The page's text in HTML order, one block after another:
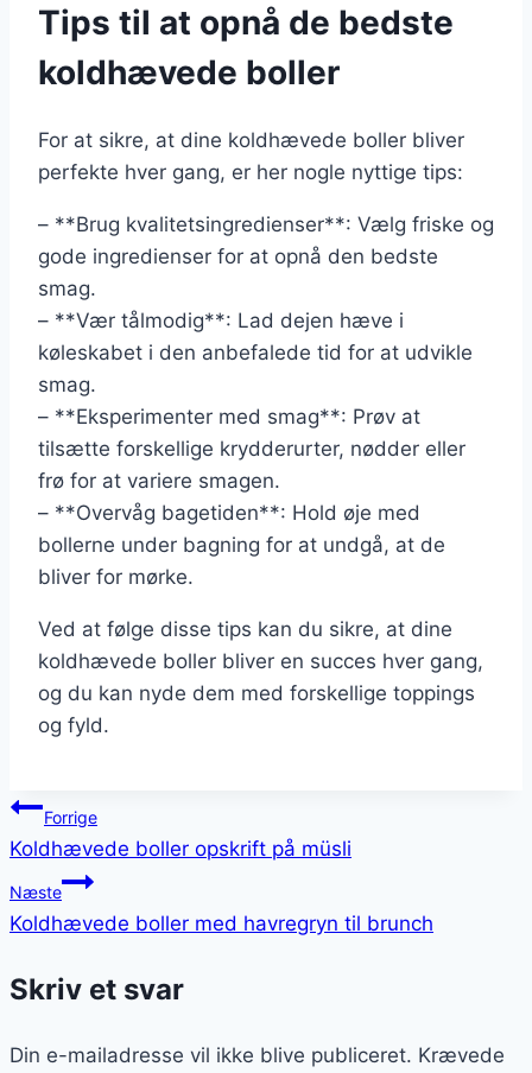
Tips til at opnå de bedste
koldhævede boller
For at sikre, at dine koldhævede boller bliver
perfekte hver gang, er her nogle nyttige tips:
– **Brug kvalitetsingredienser**: Vælg friske og
gode ingredienser for at opnå den bedste
smag.
– **Vær tålmodig**: Lad dejen hæve i
køleskabet i den anbefalede tid for at udvikle
smag.
– **Eksperimenter med smag**: Prøv at
tilsætte forskellige krydderurter, nødder eller
frø for at variere smagen.
– **Overvåg bagetiden**: Hold øje med
bollerne under bagning for at undgå, at de
bliver for mørke.
Ved at følge disse tips kan du sikre, at dine
koldhævede boller bliver en succes hver gang,
og du kan nyde dem med forskellige toppings
og fyld.
Indlægsnavigation
Forrige
Koldhævede boller opskrift på müsli
Næste
Koldhævede boller med havregryn til brunch
Skriv et svar
Din e-mailadresse vil ikke blive publiceret. Krævede